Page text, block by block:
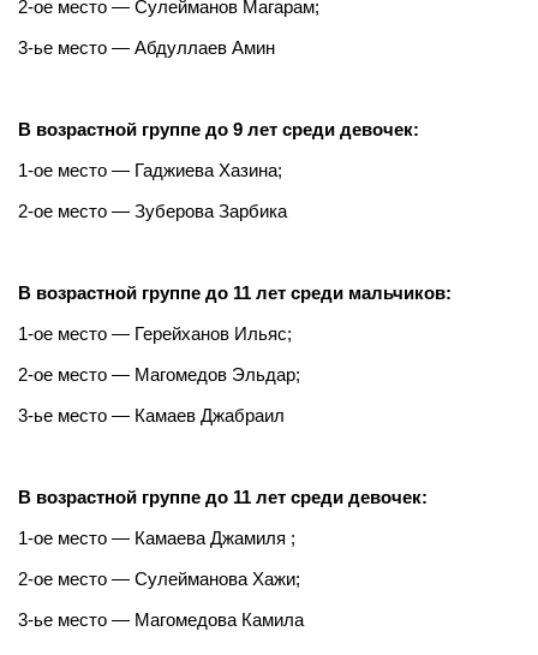
2-ое место — Сулейманов Магарам;
3-ье место — Абдуллаев Амин
В возрастной группе до 9 лет среди девочек:
1-ое место — Гаджиева Хазина;
2-ое место — Зуберова Зарбика
В возрастной группе до 11 лет среди мальчиков:
1-ое место — Герейханов Ильяс;
2-ое место — Магомедов Эльдар;
3-ье место — Камаев Джабраил
В возрастной группе до 11 лет среди девочек:
1-ое место — Камаева Джамиля ;
2-ое место — Сулейманова Хажи;
3-ье место — Магомедова Камила